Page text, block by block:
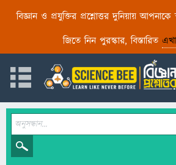
বিজ্ঞান ও প্রযুক্তির প্রশ্নোত্তর দুনিয়ায় আপনাকে
জিতে নিন পুরস্কার, বিস্তারিত